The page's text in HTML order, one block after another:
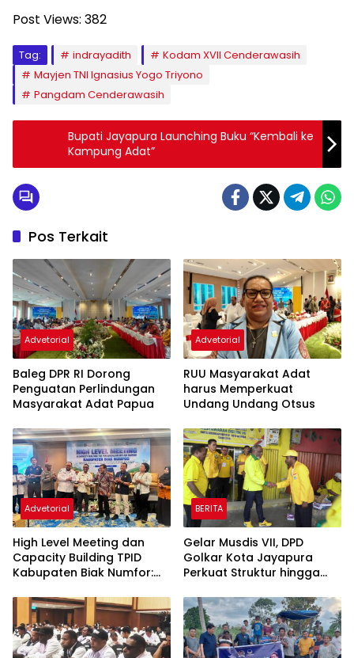
Post Views: 382
Tag: indrayadith
Kodam XVII Cenderawasih
Mayjen TNI Ignasius Yogo Triyono
Pangdam Cenderawasih
Bupati Jayapura Launching Buku “Kembali ke
Kampung Adat”
Pos Terkait
Advetorial
Baleg DPR RI Dorong
Penguatan Perlindungan
Masyarakat Adat Papua
Advetorial
RUU Masyarakat Adat
harus Memperkuat
Undang Undang Otsus
Advetorial
High Level Meeting dan
Capacity Building TPID
Kabupaten Biak Numfor:
Pangan dan Pengendalian
Inflasi
BERITA
Gelar Musdis VII, DPD
Golkar Kota Jayapura
Perkuat Struktur hingga
KPU